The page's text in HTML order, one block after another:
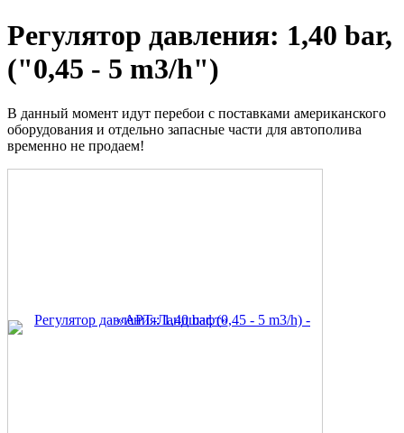
Регулятор давления: 1,40 bar,
("0,45 - 5 m3/h")
В данный момент идут перебои с поставками американского
оборудования и отдельно запасные части для автополива
временно не продаем!